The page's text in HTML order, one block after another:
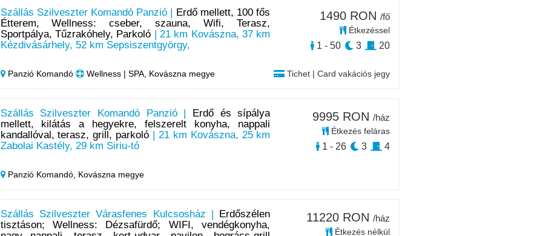
Szállás Szilveszter Komandó Panzió |
Erdő mellett, 100 fős
Étterem, Wellness: cseber, szauna, Wifi, Terasz,
Sportpálya, Tűzrakóhely, Parkoló | 21 km Kovászna, 37 km
Kézdivásárhely, 52 km Sepsiszentgyörgy,
Panzió Komandó Wellness | SPA, Kovászna megye Tichet | Card vakációs jegy
1490 RON /fő
Étkezéssel
1 - 50 3 20
Szállás Szilveszter Komandó Panzió |
Erdő és sípálya
mellett, kilátás a hegyekre, felszerelt konyha, nappali
kandallóval, terasz, grill, parkoló | 21 km Kovászna, 25 km
Zabolai Kastély, 29 km Siriu-tó
Panzió Komandó, Kovászna megye
9995 RON /ház
Étkezés feláras
1 - 26 3 4
Szállás Szilveszter Várasfenes Kulcsosház |
Erdőszélen
tisztáson; Wellness: Dézsafürdő; WIFI, vendégkonyha,
11220 RON /ház
Étkezés nélkül